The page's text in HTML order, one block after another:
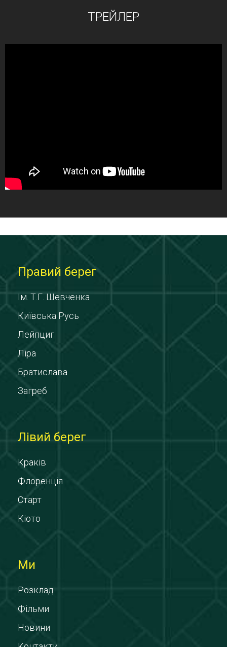
ТРЕЙЛЕР
Правий берег
Ім. Т.Г. Шевченка
Київська Русь
Лейпциг
Ліра
Братислава
Загреб
Лівий берег
Краків
Флоренція
Старт
Кіото
Ми
Розклад
Фільми
Новини